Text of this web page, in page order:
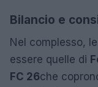
Bilancio e
Nel complesso,
essere quelle di
FC 26che